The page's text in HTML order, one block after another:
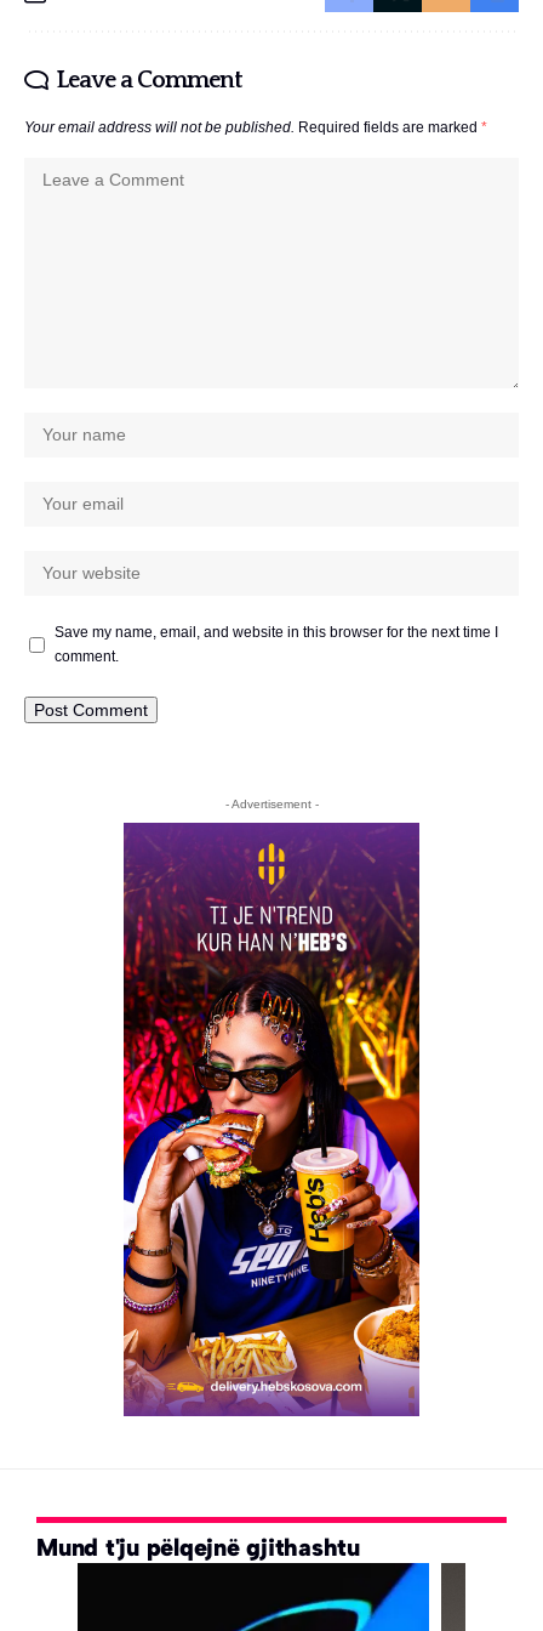
Leave a Comment
Your email address will not be published. Required fields are marked *
Save my name, email, and website in this browser for the next time I
comment.
- Advertisement -
Mund t'ju pëlqejnë gjithashtu